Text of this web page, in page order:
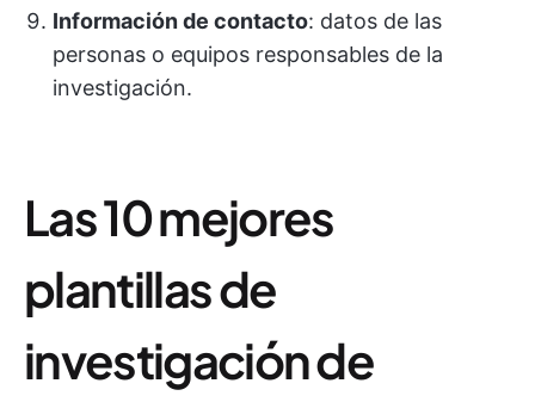
Información de contacto: datos de las
personas o equipos responsables de la
investigación.
Las 10 mejores
plantillas de
investigación de